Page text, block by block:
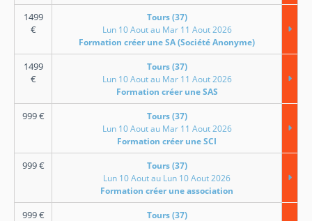
1499
€
Tours (37)
Lun 10 Aout au Mar 11 Aout 2026
Formation créer une SA (Société Anonyme)
1499
€
Tours (37)
Lun 10 Aout au Mar 11 Aout 2026
Formation créer une SAS
999€
Tours (37)
Lun 10 Aout au Mar 11 Aout 2026
Formation créer une SCI
999€
Tours (37)
Lun 10 Aout au Lun 10 Aout 2026
Formation créer une association
999€
Tours (37)